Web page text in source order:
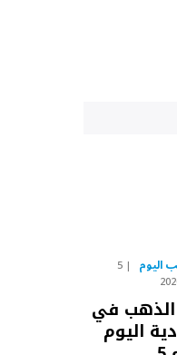
اليوم 5
الذهب في
اليوم